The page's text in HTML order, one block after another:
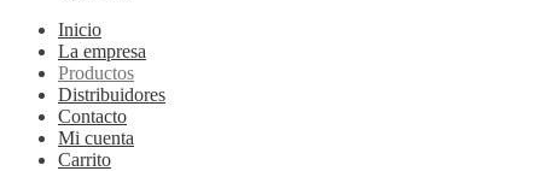
Inicio
La empresa
Productos
Distribuidores
Contacto
Mi cuenta
Carrito